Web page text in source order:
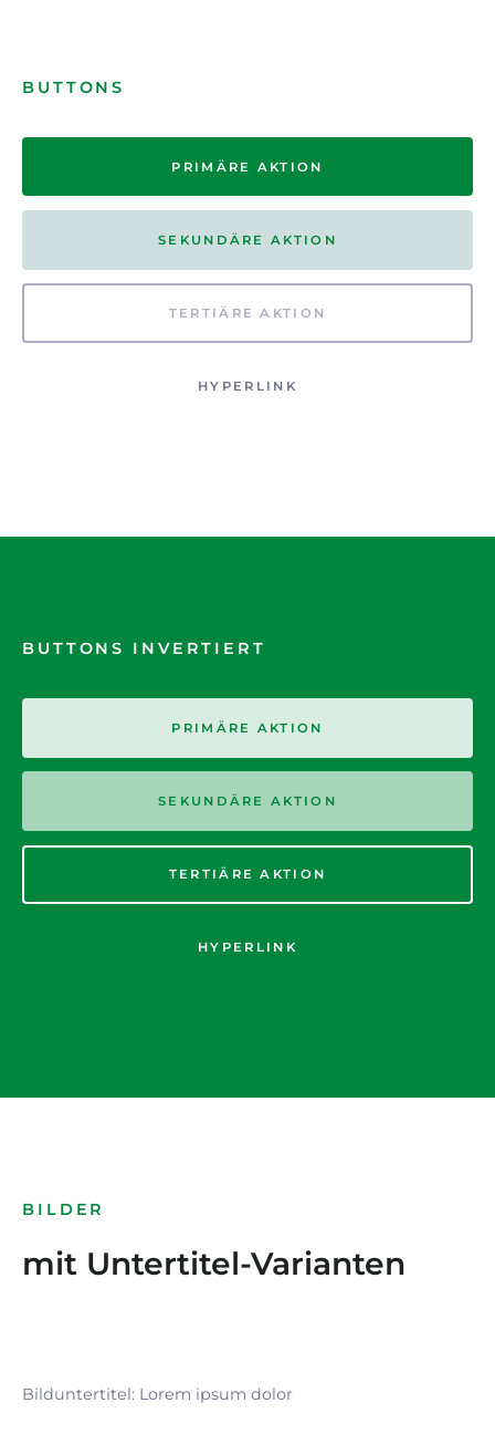
BUTTONS
PRIMÄRE AKTION
SEKUNDÄRE AKTION
TERTIÄRE AKTION
HYPERLINK
BUTTONS INVERTIERT
PRIMÄRE AKTION
SEKUNDÄRE AKTION
TERTIÄRE AKTION
HYPERLINK
BILDER
mit Untertitel-Varianten
Bilduntertitel: Lorem ipsum dolor